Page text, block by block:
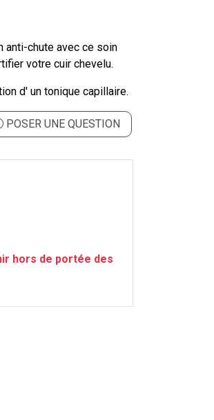
anti-chute avec ce soin
votre cuir chevelu.
d' un tonique capillaire.
POSER UNE QUESTION
hors de portée des